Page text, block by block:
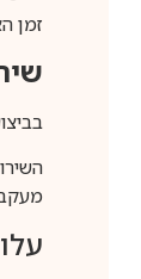
זמן
בביצוע הזמנה